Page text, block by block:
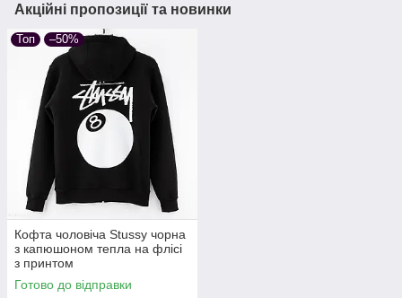
Акційні пропозиції та новинки
Топ –50%
Кофта чоловіча Stussy чорна
з капюшоном тепла на флісі
з принтом
Готово до відправки